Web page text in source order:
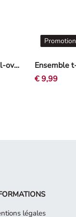
Combinaison UV - Imprimé all-over - rosé tendre
Promotion
€ 9,99
légales